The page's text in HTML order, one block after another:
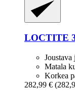
LOCTITE
Joustava
Matala
Korkea
282,99 €